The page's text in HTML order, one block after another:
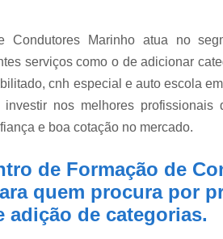
Condutores Marinho atua no
serviços como o de adicionar
cnh especial e auto escola
nos melhores profissionais
e boa cotação no mercado.
de Formação de
quem procura por
adição de categorias.